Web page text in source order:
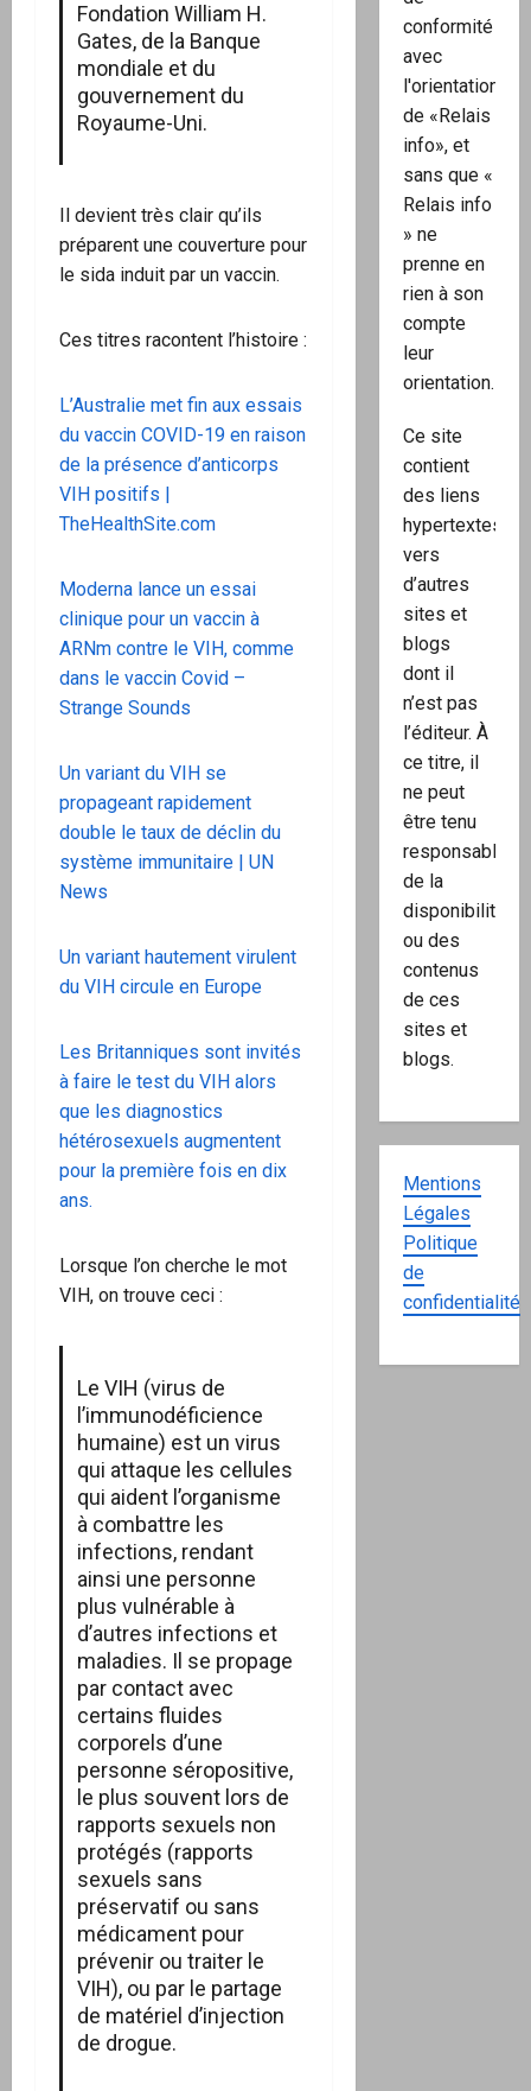
Fondation William H.
Gates, de la Banque
mondiale et du
gouvernement du
Royaume-Uni.
Il devient très clair qu’ils
préparent une couverture pour
le sida induit par un vaccin.
Ces titres racontent l’histoire :
L’Australie met fin aux essais
du vaccin COVID-19 en raison
de la présence d’anticorps
VIH positifs |
TheHealthSite.com
Moderna lance un essai
clinique pour un vaccin à
ARNm contre le VIH, comme
dans le vaccin Covid –
Strange Sounds
Un variant du VIH se
propageant rapidement
double le taux de déclin du
système immunitaire | UN
News
Un variant hautement virulent
du VIH circule en Europe
Les Britanniques sont invités
à faire le test du VIH alors
que les diagnostics
hétérosexuels augmentent
pour la première fois en dix
ans.
Lorsque l’on cherche le mot
VIH, on trouve ceci :
Le VIH (virus de
l’immunodéficience
humaine) est un virus
qui attaque les cellules
qui aident l’organisme
à combattre les
infections, rendant
ainsi une personne
plus vulnérable à
d’autres infections et
maladies. Il se propage
par contact avec
certains fluides
corporels d’une
personne séropositive,
le plus souvent lors de
rapports sexuels non
protégés (rapports
sexuels sans
préservatif ou sans
médicament pour
prévenir ou traiter le
VIH), ou par le partage
de matériel d’injection
de drogue.
conformité
avec
l'orientation
de «Relais
info», et
sans que «
Relais info
» ne
prenne en
rien à son
compte
leur
orientation.
Ce site
contient
des liens
hypertextes
vers
d’autres
sites et
blogs
dont il
n’est pas
l’éditeur. À
ce titre, il
ne peut
être tenu
responsable
de la
disponibilité
ou des
contenus
de ces
sites et
blogs.
Mentions
Légales
Politique
de
confidentialité